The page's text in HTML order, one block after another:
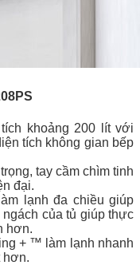
khoảng 200 lít với
tích không gian bếp
tay cầm chìm tinh
đại.
lạnh đa chiều giúp
của tủ giúp thực
hơn.
+ ™ làm lạnh nhanh
hơn.